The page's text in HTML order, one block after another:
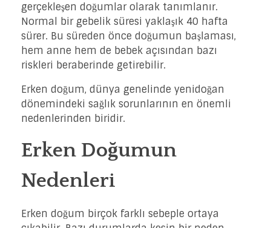
gerçekleşen doğumlar olarak tanımlanır.
Normal bir gebelik süresi yaklaşık 40 hafta
sürer. Bu süreden önce doğumun başlaması,
hem anne hem de bebek açısından bazı
riskleri beraberinde getirebilir.
Erken doğum, dünya genelinde yenidoğan
dönemindeki sağlık sorunlarının en önemli
nedenlerinden biridir.
Erken Doğumun
Nedenleri
Erken doğum birçok farklı sebeple ortaya